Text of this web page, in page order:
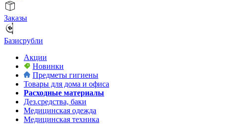
Заказы
Базисрубли
Акции
Новинки
Предметы гигиены
Товары для дома и офиса
Расходные материалы
Дез.средства, баки
Медицинская одежда
Медицинская техника